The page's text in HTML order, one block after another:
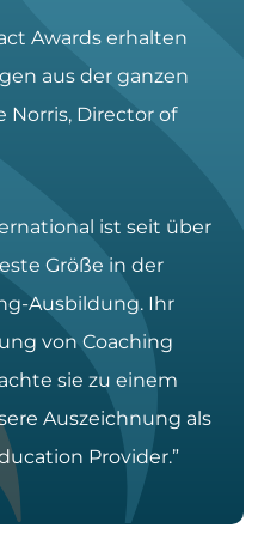
Awards erhalten
aus der ganzen
Norris, Director of
ist seit über
Größe in der
Ausbildung. Ihr
von Coaching
sie zu einem
Auszeichnung als
Provider.”